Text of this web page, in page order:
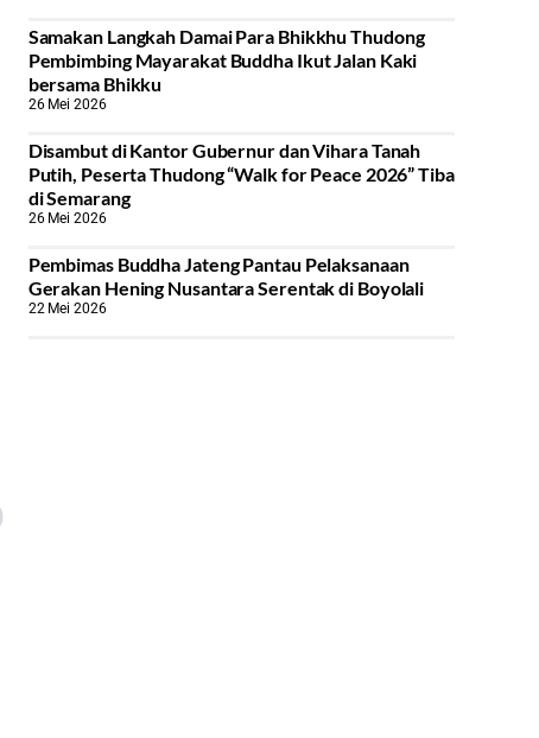
Samakan Langkah Damai Para Bhikkhu Thudong
Pembimbing Mayarakat Buddha Ikut Jalan Kaki
bersama Bhikku
26 Mei 2026
Disambut di Kantor Gubernur dan Vihara Tanah
Putih, Peserta Thudong “Walk for Peace 2026” Tiba
di Semarang
26 Mei 2026
‎Pembimas Buddha Jateng Pantau Pelaksanaan
Gerakan Hening Nusantara Serentak di Boyolali
22 Mei 2026